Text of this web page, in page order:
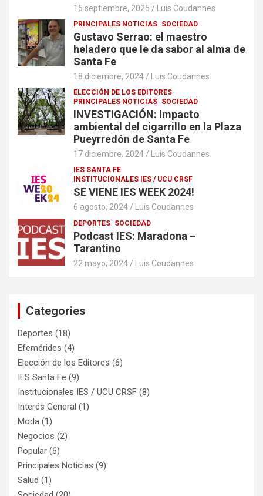
15 septiembre, 2025 Luis Coudannes
PRINCIPALES NOTICIAS SOCIEDAD
Gustavo Serrao: el maestro
heladero que le da sabor al alma de
Santa Fe
18 diciembre, 2024 Luis Coudannes
ELECCIÓN DE LOS EDITORES
PRINCIPALES NOTICIAS SOCIEDAD
INVESTIGACIÓN: Impacto
ambiental del cigarrillo en la Plaza
Pueyrredón de Santa Fe
17 diciembre, 2024 Luis Coudannes
IES SANTA FE
INSTITUCIONALES IES / UCU CRSF
SE VIENE IES WEEK 2024!
6 agosto, 2024 Luis Coudannes
DEPORTES SOCIEDAD
Podcast IES: Maradona –
Tarantino
22 mayo, 2024 Luis Coudannes
Categories
Deportes (18)
Efemérides (4)
Elección de los Editores (6)
IES Santa Fe (9)
Institucionales IES / UCU CRSF (8)
Interés General (1)
Moda (1)
Negocios (2)
Popular (6)
Principales Noticias (9)
Salud (1)